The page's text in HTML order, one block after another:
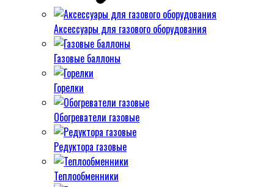
Аксессуары для газового оборудования
Газовые баллоны
Горелки
Обогреватели газовые
Редуктора газовые
Теплообменники